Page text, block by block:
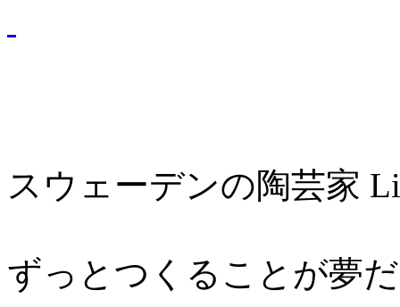
スウェーデンの陶芸家
ずっとつくることが夢